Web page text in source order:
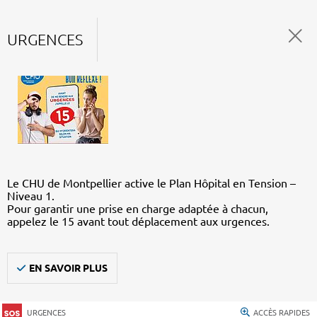
URGENCES
Le CHU de Montpellier active le Plan Hôpital en Tension –
Niveau 1.
Pour garantir une prise en charge adaptée à chacun,
appelez le 15 avant tout déplacement aux urgences.
EN SAVOIR PLUS
URGENCES ACCÈS RAPIDES